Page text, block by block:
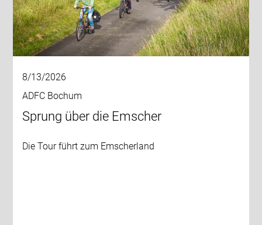
8/13/2026
ADFC Bochum
Sprung über die Emscher
Die Tour führt zum Emscherland